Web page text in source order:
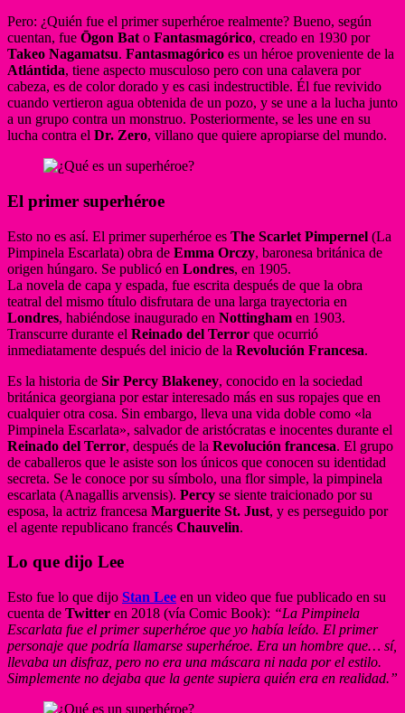
Pero: ¿Quién fue el primer superhéroe realmente? Bueno, según
cuentan, fue Ōgon Bat o Fantasmagórico, creado en 1930 por
Takeo Nagamatsu. Fantasmagórico es un héroe proveniente de la
Atlántida, tiene aspecto musculoso pero con una calavera por
cabeza, es de color dorado y es casi indestructible. Él fue revivido
cuando vertieron agua obtenida de un pozo, y se une a la lucha junto
a un grupo contra un monstruo. Posteriormente, se les une en su
lucha contra el Dr. Zero, villano que quiere apropiarse del mundo.
El primer superhéroe
Esto no es así. El primer superhéroe es The Scarlet Pimpernel (La
Pimpinela Escarlata) obra de Emma Orczy,​ baronesa británica de
origen húngaro. Se publicó en Londres, en 1905.
La novela de capa y espada, fue escrita después de que la obra
teatral del mismo título disfrutara de una larga trayectoria en
Londres, habiéndose inaugurado en Nottingham en 1903.
Transcurre durante el Reinado del Terror que ocurrió
inmediatamente después del inicio de la Revolución Francesa.
Es la historia de Sir Percy Blakeney, conocido en la sociedad
británica georgiana por estar interesado más en sus ropajes que en
cualquier otra cosa. Sin embargo, lleva una vida doble como «la
Pimpinela Escarlata», salvador de aristócratas e inocentes durante el
Reinado del Terror, después de la Revolución francesa. El grupo
de caballeros que le asiste son los únicos que conocen su identidad
secreta. Se le conoce por su símbolo, una flor simple, la pimpinela
escarlata (Anagallis arvensis). Percy se siente traicionado por su
esposa, la actriz francesa Marguerite St. Just, y es perseguido por
el agente republicano francés Chauvelin.
Lo que dijo Lee
Esto fue lo que dijo Stan Lee en un video que fue publicado en su
cuenta de Twitter en 2018 (vía Comic Book): “La Pimpinela
Escarlata fue el primer superhéroe que yo había leído. El primer
personaje que podría llamarse superhéroe. Era un hombre que… sí,
llevaba un disfraz, pero no era una máscara ni nada por el estilo.
Simplemente no dejaba que la gente supiera quién era en realidad.”